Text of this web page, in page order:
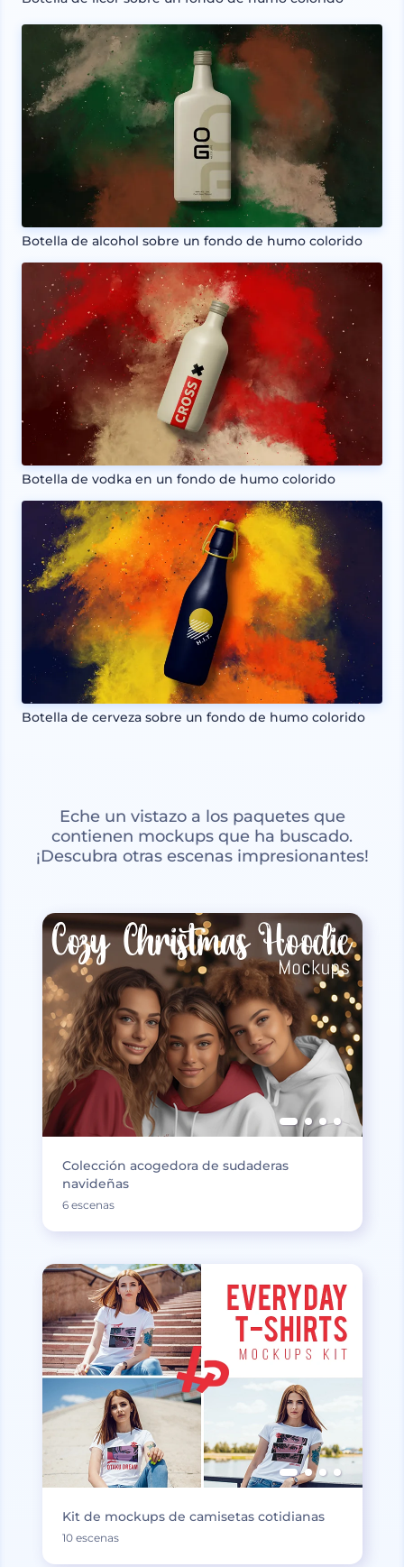
Botella de alcohol sobre un fondo de humo colorido
Botella de vodka en un fondo de humo colorido
Botella de cerveza sobre un fondo de humo colorido
Eche un vistazo a los paquetes que
contienen mockups que ha buscado.
¡Descubra otras escenas impresionantes!
Colección acogedora de sudaderas
navideñas
6 escenas
Kit de mockups de camisetas cotidianas
10 escenas